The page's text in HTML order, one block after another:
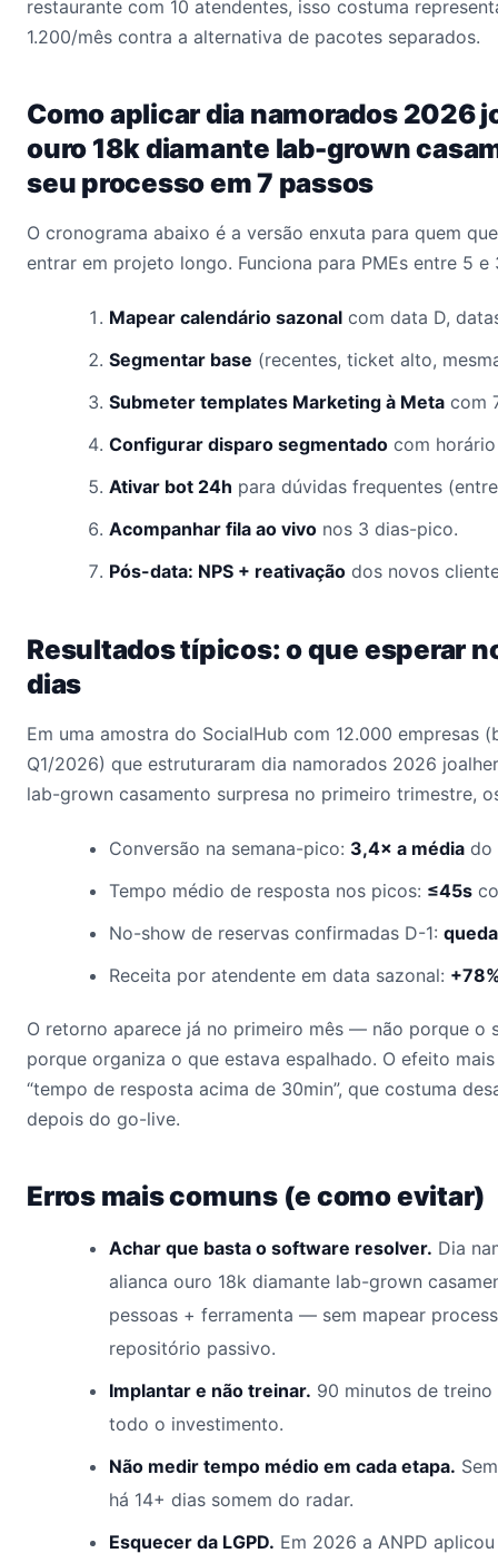
restaurante com 10 atendentes, isso costuma
1.200/mês contra a alternativa de pacotes separados.
Como aplicar dia namorados 2026
ouro 18k diamante lab-grown
seu processo em 7 passos
O cronograma abaixo é a versão enxuta para quem
entrar em projeto longo. Funciona para PMEs entre 5 e
Mapear calendário sazonal com data D,
Segmentar base (recentes, ticket alto,
Submeter templates Marketing à Meta com
Configurar disparo segmentado com
Ativar bot 24h para dúvidas frequentes
Acompanhar fila ao vivo nos 3 dias-pico.
Pós-data: NPS + reativação dos novos
Resultados típicos: o que esperar
dias
Em uma amostra do SocialHub com 12.000 empresas
Q1/2026) que estruturaram dia namorados 2026
lab-grown casamento surpresa no primeiro trimestre,
Conversão na semana-pico: 3,4× a média do
Tempo médio de resposta nos picos: ≤45s
No-show de reservas confirmadas D-1:
Receita por atendente em data sazonal:
O retorno aparece já no primeiro mês — não porque o
porque organiza o que estava espalhado. O efeito
“tempo de resposta acima de 30min”, que costuma
depois do go-live.
Erros mais comuns (e como evitar)
Achar que basta o software resolver. Dia
alianca ouro 18k diamante lab-grown
pessoas + ferramenta — sem mapear
repositório passivo.
Implantar e não treinar. 90 minutos de
todo o investimento.
Não medir tempo médio em cada etapa.
há 14+ dias somem do radar.
Esquecer da LGPD. Em 2026 a ANPD